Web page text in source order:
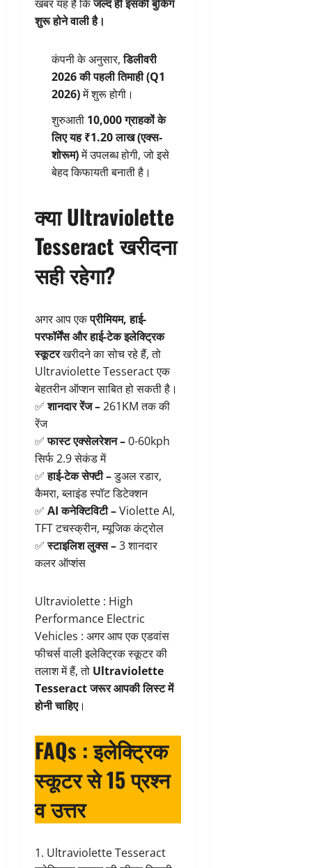
खबर यह है किजल्द ही इसकी बुकिंग
शुरू होने वाली है।
कंपनी के अनुसार,डिलीवरी
2026 की पहली तिमाही (Q1
2026)में शुरू होगी।
शुरुआती 10,000 ग्राहकों के
लिए यह ₹1.20 लाख (एक्स-
शोरूम)में उपलब्ध होगी, जो इसे
बेहद किफायती बनाती है।
क्या Ultraviolette
Tesseract खरीदना
सही रहेगा?
अगर आप एकप्रीमियम, हाई-
परफॉर्मेंस और हाई-टेक इलेक्ट्रिक
स्कूटरखरीदने का सोच रहे हैं, तो
Ultraviolette Tesseract एक
बेहतरीन ऑप्शन साबित हो सकती है।
✅शानदार रेंज –261KM तक की
रेंज
✅फास्ट एक्सेलरेशन –0-60kph
सिर्फ 2.9 सेकंड में
✅हाई-टेक सेफ्टी –डुअल रडार,
कैमरा, ब्लाइंड स्पॉट डिटेक्शन
✅ AI कनेक्टिविटी –Violette AI,
TFT टचस्क्रीन, म्यूजिक कंट्रोल
✅स्टाइलिश लुक्स –3 शानदार
कलर ऑप्शंस
Ultraviolette : High
Performance Electric
Vehicles : अगर आप एक एडवांस
फीचर्स वाली इलेक्ट्रिक स्कूटर की
तलाश में हैं, तो Ultraviolette
Tesseract जरूर आपकी लिस्ट में
होनी चाहिए।
FAQs :इलेक्ट्रिक
स्कूटर से 15 प्रश्न
व उत्तर
1. Ultraviolette Tesseract